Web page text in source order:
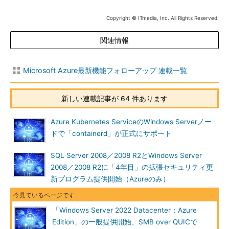
Copyright © ITmedia, Inc. All Rights Reserved.
関連情報
Microsoft Azure最新機能フォローアップ 連載一覧
新しい連載記事が 64 件あります
Azure Kubernetes ServiceのWindows Serverノー
ドで「containerd」が正式にサポート
SQL Server 2008／2008 R2とWindows Server
2008／2008 R2に「4年目」の拡張セキュリティ更
新プログラム提供開始（Azureのみ）
「Windows Server 2022 Datacenter：Azure
Edition」の一般提供開始、SMB over QUICで